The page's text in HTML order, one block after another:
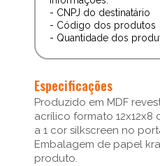
- CNPJ do destinatário
- Código dos produtos
- Quantidade dos
Especificações
Produzido em MDF
acrílico formato 12x12x8
a 1 cor silkscreen no
Embalagem de papel
produto.